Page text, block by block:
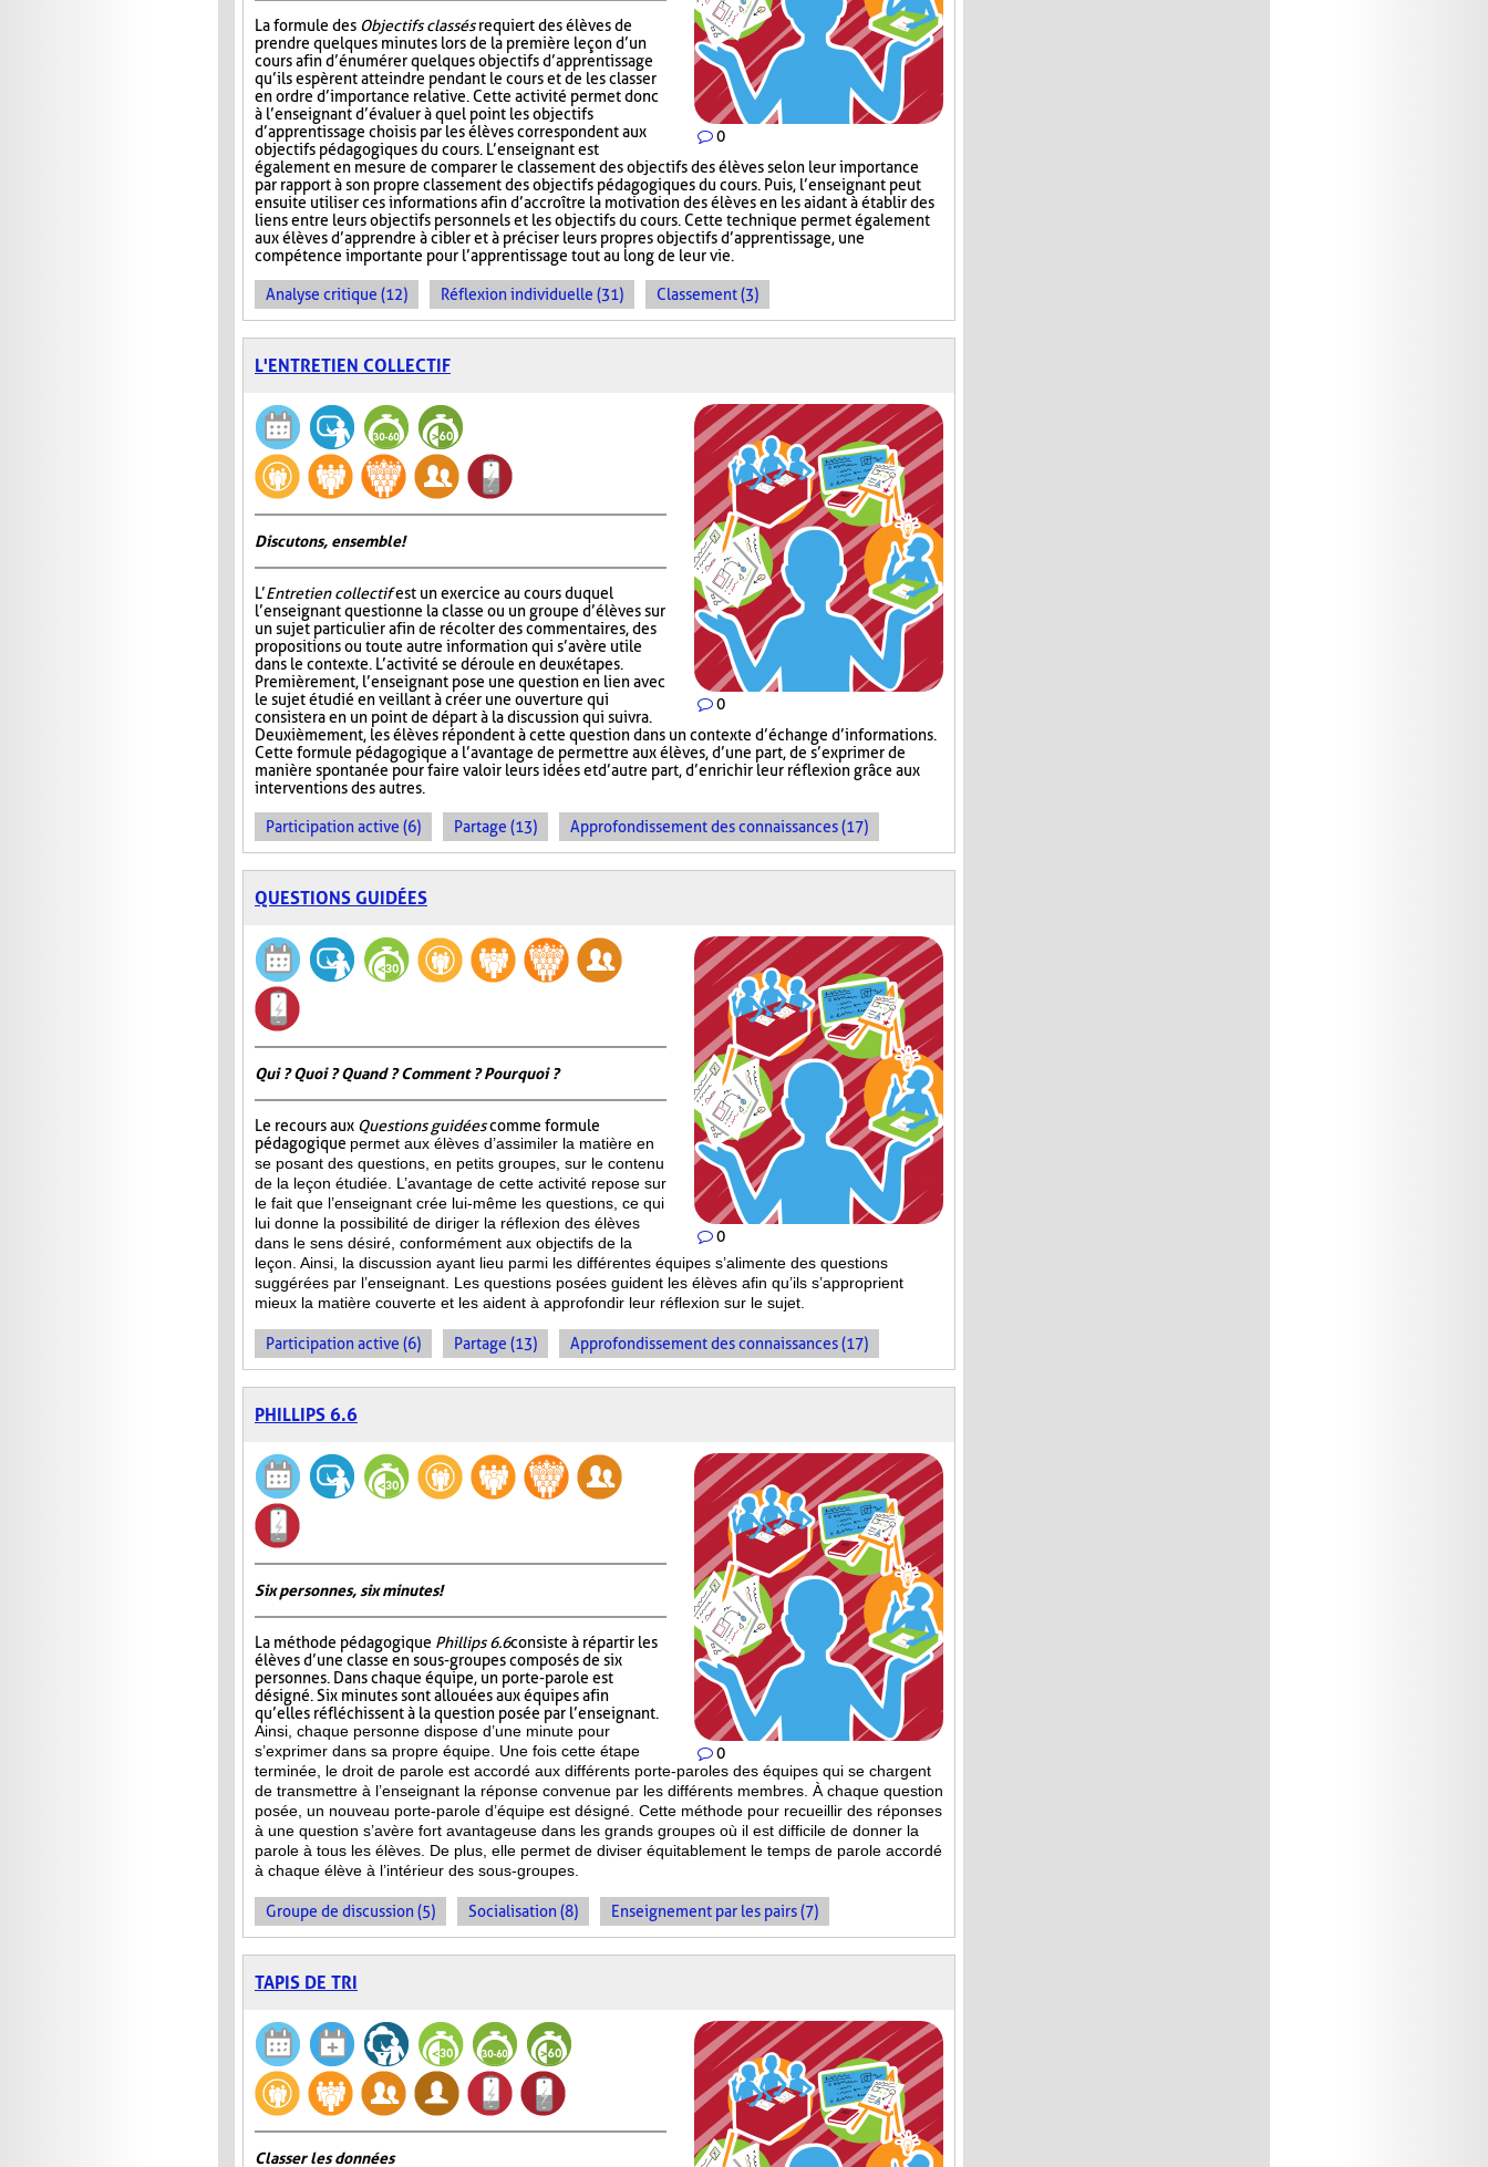
0
La formule des Objectifs classésrequiert des élèves de
prendre quelques minutes lors de la première leçon d’un
cours afin d’énumérer quelques objectifs d’apprentissage
qu’ils espèrent atteindre pendant le cours et de les classer
en ordre d’importance relative. Cette activité permet donc
à l’enseignant d’évaluer à quel point les objectifs
d’apprentissage choisis par les élèves correspondent aux
objectifs pédagogiques du cours. L’enseignant est
également en mesure de comparer le classement des objectifs des élèves selon leur importance
par rapport à son propre classement des objectifs pédagogiques du cours. Puis, l’enseignant peut
ensuite utiliser ces informations afin d’accroître la motivation des élèves en les aidant à établir des
liens entre leurs objectifs personnels et les objectifs du cours. Cette technique permet également
aux élèves d’apprendre à cibler et à préciser leurs propres objectifs d’apprentissage, une
compétence importante pour l’apprentissage tout au long de leur vie.
Analyse critique (12) Réflexion individuelle (31) Classement (3)
L'ENTRETIEN COLLECTIF
0
Discutons, ensemble!
L’Entretien collectifest un exercice au cours duquel
l’enseignant questionne la classe ou un groupe d’élèves sur
un sujet particulier afin de récolter des commentaires, des
propositions ou toute autre information qui s’avère utile
dans le contexte. L’activité se déroule en deux étapes.
Premièrement, l’enseignant pose une question en lien avec
le sujet étudié en veillant à créer une ouverture qui
consistera en un point de départ à la discussion qui suivra.
Deuxièmement, les élèves répondent à cette question dans un contexte d’échange d’informations.
Cette formule pédagogique a l’avantage de permettre aux élèves, d’une part, de s’exprimer de
manière spontanée pour faire valoir leurs idées et d’autre part, d’enrichir leur réflexion grâce aux
interventions des autres.
Participation active (6) Partage (13) Approfondissement des connaissances (17)
QUESTIONS GUIDÉES
0
Qui ? Quoi ? Quand ? Comment ? Pourquoi ?
Le recours aux Questions guidéescomme formule
pédagogique permet aux élèves d’assimiler la matière en
se posant des questions, en petits groupes, sur le contenu
de la leçon étudiée. L’avantage de cette activité repose sur
le fait que l’enseignant crée lui-même les questions, ce qui
lui donne la possibilité de diriger la réflexion des élèves
dans le sens désiré, conformément aux objectifs de la
leçon. Ainsi, la discussion ayant lieu parmi les différentes équipes s’alimente des questions
suggérées par l’enseignant. Les questions posées guident les élèves afin qu’ils s’approprient
mieux la matière couverte et les aident à approfondir leur réflexion sur le sujet.
Participation active (6) Partage (13) Approfondissement des connaissances (17)
PHILLIPS 6.6
0
Six personnes, six minutes!
La méthode pédagogique Phillips 6.6consiste à répartir les
élèves d’une classe en sous-groupes composés de six
personnes. Dans chaque équipe, un porte-parole est
désigné. Six minutes sont allouées aux équipes afin
qu’elles réfléchissent à la question posée par l’enseignant.
Ainsi, chaque personne dispose d’une minute pour
s’exprimer dans sa propre équipe. Une fois cette étape
terminée, le droit de parole est accordé aux différents porte-paroles des équipes qui se chargent
de transmettre à l’enseignant la réponse convenue par les différents membres. À chaque question
posée, un nouveau porte-parole d’équipe est désigné. Cette méthode pour recueillir des réponses
à une question s’avère fort avantageuse dans les grands groupes où il est difficile de donner la
parole à tous les élèves. De plus, elle permet de diviser équitablement le temps de parole accordé
à chaque élève à l’intérieur des sous-groupes.
Groupe de discussion (5) Socialisation (8) Enseignement par les pairs (7)
TAPIS DE TRI
Classer les données